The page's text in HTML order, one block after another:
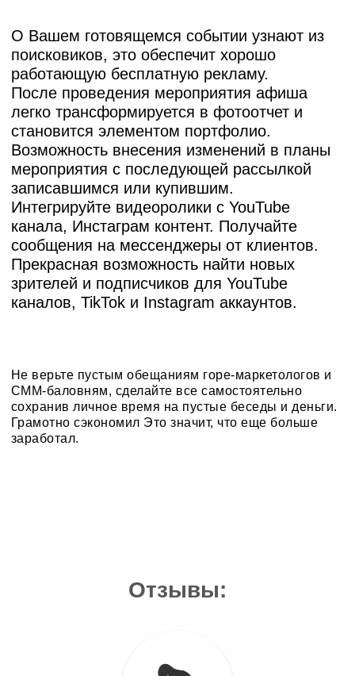
О Вашем готовящемся событии узнают из
поисковиков, это обеспечит хорошо
работающую бесплатную рекламу.
После проведения мероприятия афиша
легко трансформируется в фотоотчет и
становится элементом портфолио.
Возможность внесения изменений в планы
мероприятия с последующей рассылкой
записавшимся или купившим.
Интегрируйте видеоролики с YouTube
канала, Инстаграм контент. Получайте
сообщения на мессенджеры от клиентов.
Прекрасная возможность найти новых
зрителей и подписчиков для YouTube
каналов, TikTok и Instagram аккаунтов.
Не верьте пустым обещаниям горе-маркетологов и
СММ-баловням, сделайте все самостоятельно
сохранив личное время на пустые беседы и деньги.
Грамотно сэкономил Это значит, что еще больше
заработал.
Отзывы: